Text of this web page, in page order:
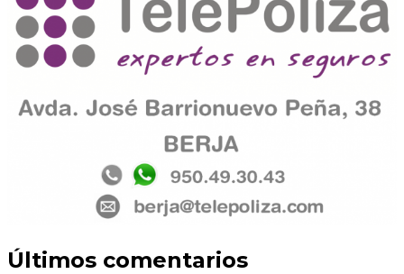
Últimos comentarios